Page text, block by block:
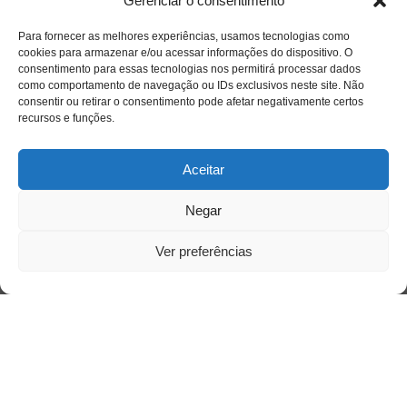
Para fornecer as melhores experiências, usamos tecnologias como
cookies para armazenar e/ou acessar informações do dispositivo. O
consentimento para essas tecnologias nos permitirá processar dados
como comportamento de navegação ou IDs exclusivos neste site. Não
consentir ou retirar o consentimento pode afetar negativamente certos
recursos e funções.
Aceitar
Negar
Ver preferências